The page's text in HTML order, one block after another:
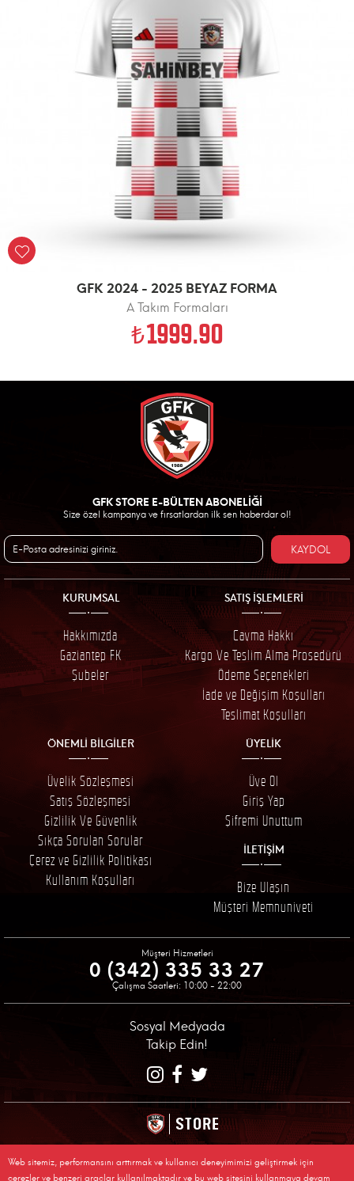
GFK 2024 - 2025 BEYAZ FORMA
A Takım Formaları
1999.90
GFK STORE E-BÜLTEN ABONELİĞİ
Size özel kampanya ve fırsatlardan ilk sen haberdar ol!
KAYDOL
KURUMSAL
Hakkımızda
Gaziantep FK
Şubeler
SATIŞ İŞLEMLERİ
Cayma Hakkı
Kargo Ve Teslim Alma Prosedürü
Ödeme Seçenekleri
İade ve Değişim Koşulları
Teslimat Koşulları
ÖNEMLİ BİLGİLER
Üyelik Sözleşmesi
Satış Sözleşmesi
Gizlilik Ve Güvenlik
Sıkça Sorulan Sorular
Çerez ve Gizlilik Politikası
Kullanım Koşulları
ÜYELİK
Üye Ol
Giriş Yap
Şifremi Unuttum
İLETİŞİM
Bize Ulaşın
Müşteri Memnuniyeti
Müşteri Hizmetleri
0 (342) 335 33 27
Çalışma Saatleri: 10:00 - 22:00
Sosyal Medyada
Takip Edin!
STORE
Tüm Sakları Saklıdır, Kopyalanamaz.
Web sitemiz, performansını arttırmak ve kullanıcı deneyimimizi geliştirmek için
çerezler ve benzeri araçlar kullanılmaktadır ve bu web sitesini kullanmaya devam